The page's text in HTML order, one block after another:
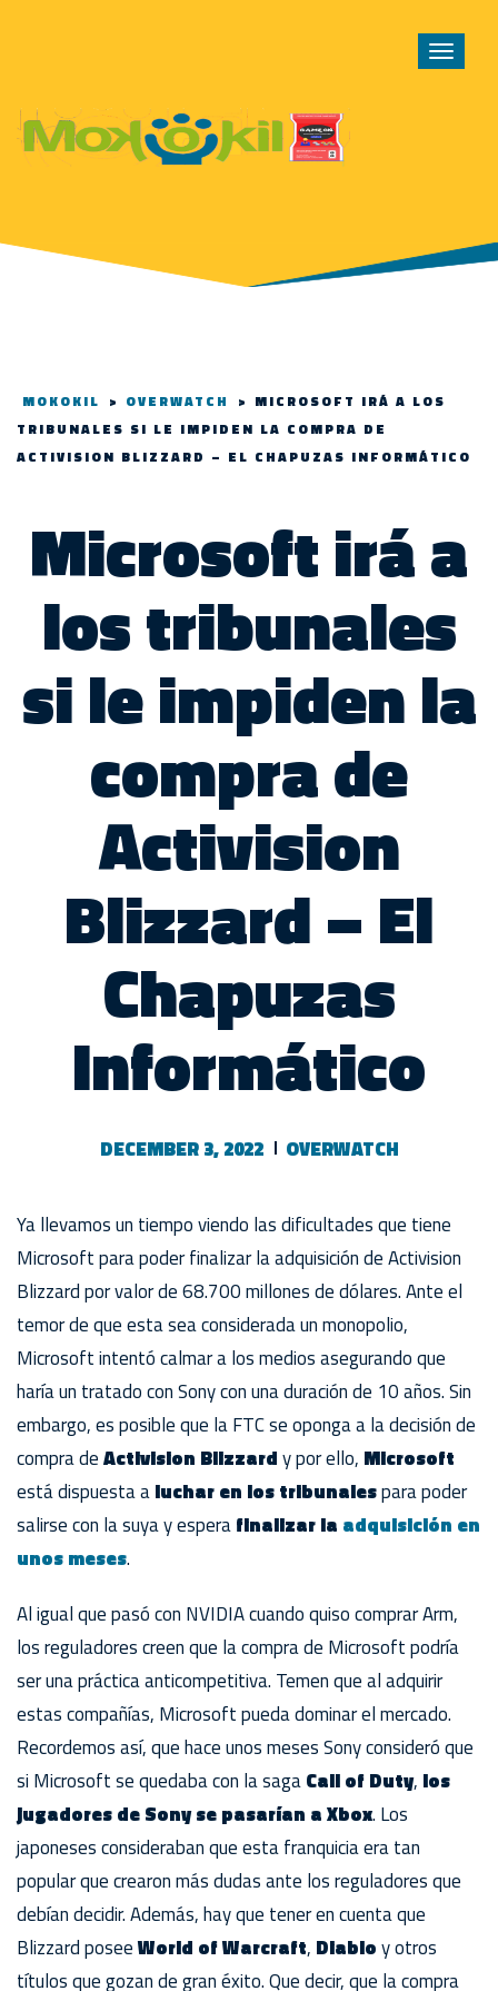
Toggle
MOKOKIL > OVERWATCH > MICROSOFT IRÁ A LOS
TRIBUNALES SI LE IMPIDEN LA COMPRA DE
ACTIVISION BLIZZARD – EL CHAPUZAS INFORMÁTICO
Microsoft irá a
los tribunales
si le impiden la
compra de
Activision
Blizzard – El
Chapuzas
Informático
DECEMBER 3, 2022 OVERWATCH
Ya llevamos un tiempo viendo las dificultades que tiene
Microsoft para poder finalizar la adquisición de Activision
Blizzard por valor de 68.700 millones de dólares. Ante el
temor de que esta sea considerada un monopolio,
Microsoft intentó calmar a los medios asegurando que
haría un tratado con Sony con una duración de 10 años. Sin
embargo, es posible que la FTC se oponga a la decisión de
compra deActivision Blizzardy por ello, Microsoft
está dispuesta aluchar en los tribunalespara poder
salirse con la suya y esperafinalizar la adquisición en
unos meses.
Al igual que pasó con NVIDIA cuando quiso comprar Arm,
los reguladores creen que la compra de Microsoft podría
ser una práctica anticompetitiva. Temen que al adquirir
estas compañías, Microsoft pueda dominar el mercado.
Recordemos así, que hace unos meses Sony consideró que
si Microsoft se quedaba con la sagaCall of Duty, los
jugadores de Sony se pasarían a Xbox. Los
japoneses consideraban que esta franquicia era tan
popular que crearon más dudas ante los reguladores que
debían decidir. Además, hay que tener en cuenta que
Blizzard poseeWorld of Warcraft, Diabloy otros
títulos que gozan de gran éxito. Que decir, que la compra